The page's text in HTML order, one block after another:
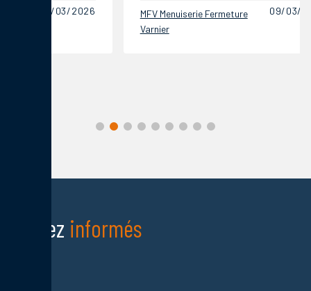
MFV Menuiserie Fermeture
09/03/2026
MFV
Restez informés